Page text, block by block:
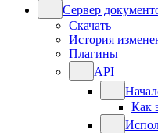
Сервер
Скачать
История
Плагины
API
Как